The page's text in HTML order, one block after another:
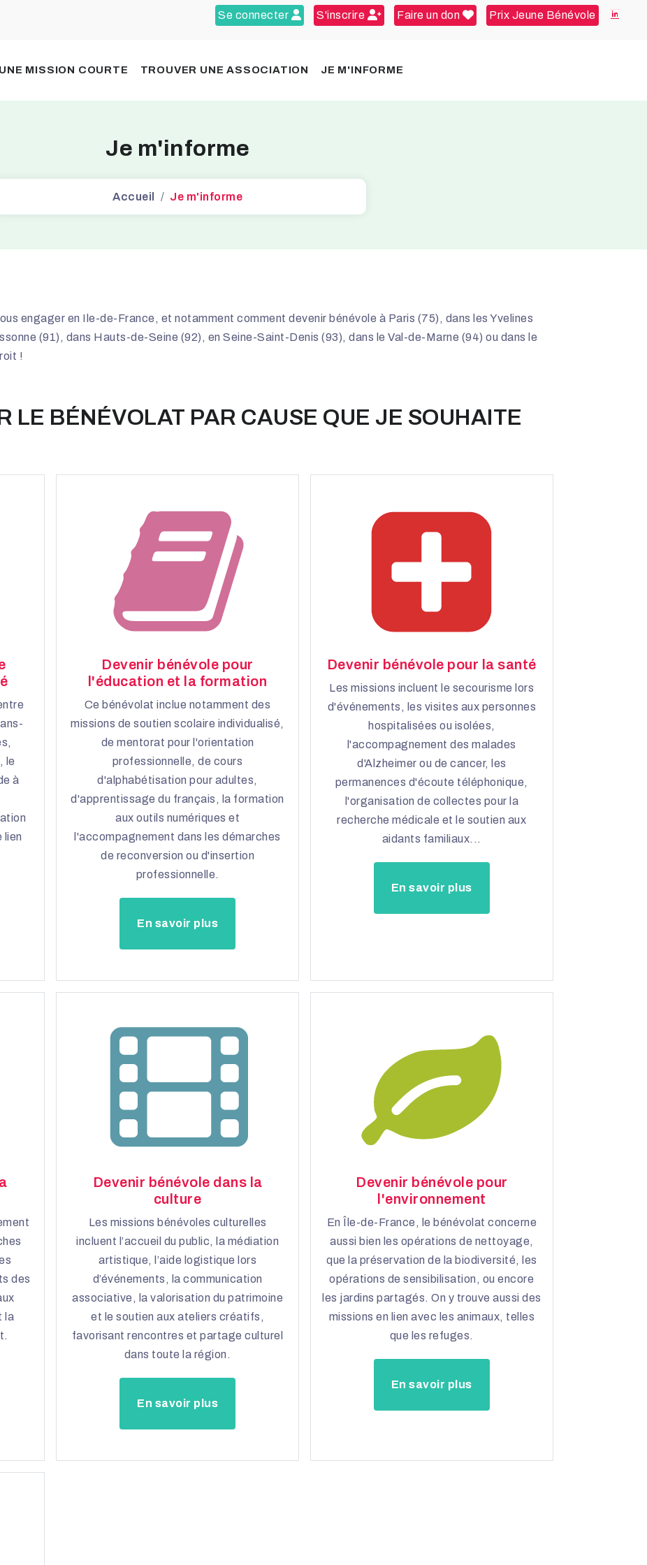
Se connecter S'inscrire Faire un don Prix Jeune Bénévole
MISSION COURTE TROUVER UNE ASSOCIATION JE M'INFORME
Je m'informe
Accueil Je m'informe
engager en Ile-de-France, et notamment comment devenir bénévole à Paris (75), dans les Yvelines
(91), dans Hauts-de-Seine (92), en Seine-Saint-Denis (93), dans le Val-de-Marne (94) ou dans le
!
LE BÉNÉVOLAT PAR CAUSE QUE JE SOUHAITE
le
à
lien
Devenir bénévole pour
l'éducation et la formation
Ce bénévolat inclue notamment des
missions de soutien scolaire individualisé,
de mentorat pour l'orientation
professionnelle, de cours
d'alphabétisation pour adultes,
d'apprentissage du français, la formation
aux outils numériques et
l'accompagnement dans les démarches
de reconversion ou d'insertion
professionnelle.
En savoir plus
Devenir bénévole pour la santé
Les missions incluent le secourisme lors
d'événements, les visites aux personnes
hospitalisées ou isolées,
l'accompagnement des malades
d'Alzheimer ou de cancer, les
permanences d'écoute téléphonique,
l'organisation de collectes pour la
recherche médicale et le soutien aux
aidants familiaux...
En savoir plus
des
la
Devenir bénévole dans la
culture
Les missions bénévoles culturelles
incluent l’accueil du public, la médiation
artistique, l’aide logistique lors
d’événements, la communication
associative, la valorisation du patrimoine
et le soutien aux ateliers créatifs,
favorisant rencontres et partage culturel
dans toute la région.
En savoir plus
Devenir bénévole pour
l'environnement
En Île-de-France, le bénévolat concerne
aussi bien les opérations de nettoyage,
que la préservation de la biodiversité, les
opérations de sensibilisation, ou encore
les jardins partagés. On y trouve aussi des
missions en lien avec les animaux, telles
que les refuges.
En savoir plus